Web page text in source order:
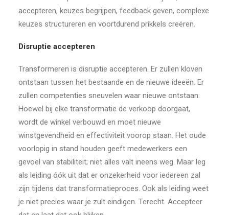
accepteren, keuzes begrijpen, feedback geven, complexe
keuzes structureren en voortdurend prikkels creëren.
Disruptie accepteren
Transformeren is disruptie accepteren. Er zullen kloven
ontstaan tussen het bestaande en de nieuwe ideeën. Er
zullen competenties sneuvelen waar nieuwe ontstaan.
Hoewel bij elke transformatie de verkoop doorgaat,
wordt de winkel verbouwd en moet nieuwe
winstgevendheid en effectiviteit voorop staan. Het oude
voorlopig in stand houden geeft medewerkers een
gevoel van stabiliteit; niet alles valt ineens weg. Maar leg
als leiding óók uit dat er onzekerheid voor iedereen zal
zijn tijdens dat transformatieproces. Ook als leiding weet
je niet precies waar je zult eindigen. Terecht. Accepteer